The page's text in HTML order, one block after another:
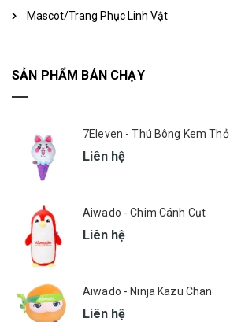
Mascot/Trang Phục Linh Vật
SẢN PHẨM BÁN CHẠY
7Eleven - Thú Bông Kem Thỏ
Liên hệ
Aiwado - Chim Cánh Cụt
Liên hệ
Aiwado - Ninja Kazu Chan
Liên hệ